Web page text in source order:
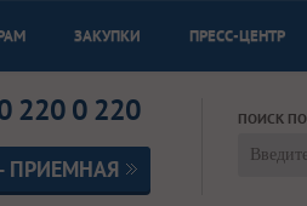
ЗАКУПКИ ПРЕСС-ЦЕНТР
220 0 220
ПРИЕМНАЯ
ПОИСК